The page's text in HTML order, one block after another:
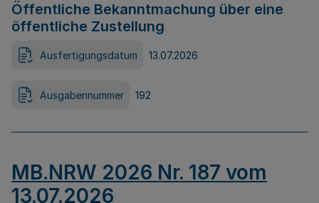
Öffentliche Bekanntmachung über eine
öffentliche Zustellung
Ausfertigungsdatum 13.07.2026
Ausgabennummer 192
MB.NRW 2026 Nr. 187 vom
13.07.2026